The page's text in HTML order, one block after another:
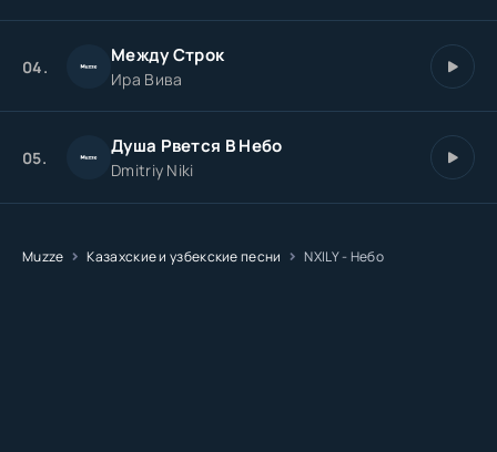
04. Между Строк
Ира Вива
05. Душа Рвется В Небо
Dmitriy Niki
Muzze Казахские и узбекские песни NXILY - Небо